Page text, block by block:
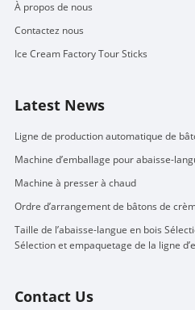
À propos de nous
Contactez nous
Ice Cream Factory Tour Sticks
Latest News
Ligne de production automatique de
Machine d’emballage pour abaisse-
Machine à presser à chaud
Ordre d’arrangement de bâtons de
Taille de l’abaisse-langue en bois
Sélection et empaquetage de la ligne
Contact Us